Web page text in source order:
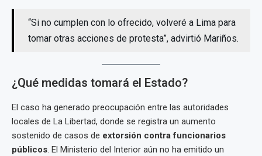
“Si no cumplen con lo ofrecido, volveré a Lima para
tomar otras acciones de protesta”, advirtió Mariños.
¿Qué medidas tomará el Estado?
El caso ha generado preocupación entre las autoridades
locales de La Libertad, donde se registra un aumento
sostenido de casos de extorsión contra funcionarios
públicos. El Ministerio del Interior aún no ha emitido un